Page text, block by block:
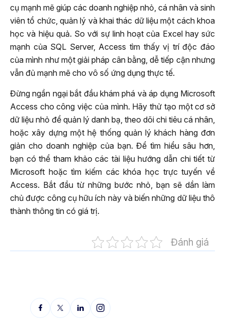
cụ mạnh mẽ giúp các doanh nghiệp nhỏ, cá nhân và sinh
viên tổ chức, quản lý và khai thác dữ liệu một cách khoa
học và hiệu quả. So với sự linh hoạt của Excel hay sức
mạnh của SQL Server, Access tìm thấy vị trí độc đáo
của mình như một giải pháp cân bằng, dễ tiếp cận nhưng
vẫn đủ mạnh mẽ cho vô số ứng dụng thực tế.
Đừng ngần ngại bắt đầu khám phá và áp dụng Microsoft
Access cho công việc của mình. Hãy thử tạo một cơ sở
dữ liệu nhỏ để quản lý danh bạ, theo dõi chi tiêu cá nhân,
hoặc xây dựng một hệ thống quản lý khách hàng đơn
giản cho doanh nghiệp của bạn. Để tìm hiểu sâu hơn,
bạn có thể tham khảo các tài liệu hướng dẫn chi tiết từ
Microsoft hoặc tìm kiếm các khóa học trực tuyến về
Access. Bắt đầu từ những bước nhỏ, bạn sẽ dần làm
chủ được công cụ hữu ích này và biến những dữ liệu thô
thành thông tin có giá trị.
Đánh giá